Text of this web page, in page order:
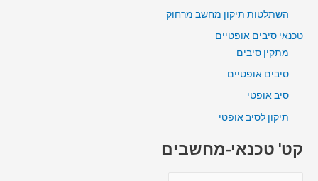
השתלטות תיקון מחשב מרחוק
טכנאי סיבים אופטיים
מתקין סיבים
סיבים אופטיים
סיב אופטי
תיקון לסיב אופטי
קט' טכנאי-מחשבים